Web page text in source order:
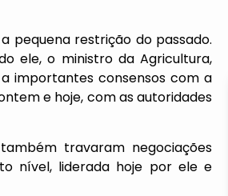
pequena restrição do passado.
ele, o ministro da Agricultura,
importantes consensos com a
e hoje, com as autoridades
travaram negociações
nível, liderada hoje por ele e